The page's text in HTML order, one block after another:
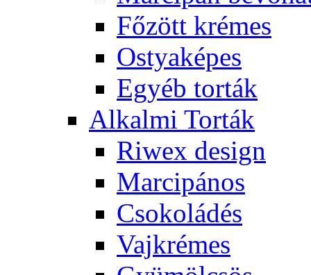
Főzött krémes
Ostyaképes
Egyéb torták
Alkalmi Torták
Riwex design
Marcipános
Csokoládés
Vajkrémes